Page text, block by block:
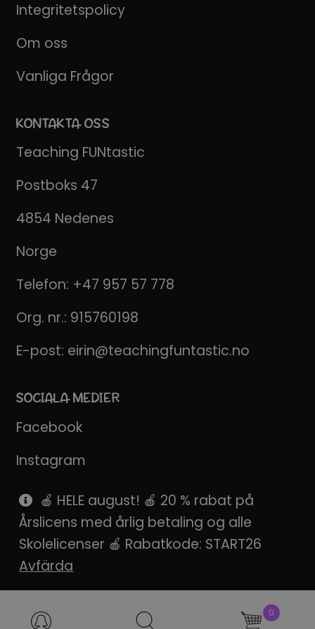
Integritetspolicy
Om oss
Vanliga Frågor
KONTAKTA OSS
Teaching FUNtastic
Postboks 47
4854 Nedenes
Norge
Telefon: +47 957 57 778
Org. nr.: 915760198
E-post: eirin@teachingfuntastic.no
SOCIALA MEDIER
Facebook
Instagram
Pinterest
SnapChat
Produktsökning 0
🍎 HELE august! 🍎 20 % rabat på
Årslicens med årlig betaling og alle
Skolelicenser 🍎 Rabatkode: START26
Avfärda